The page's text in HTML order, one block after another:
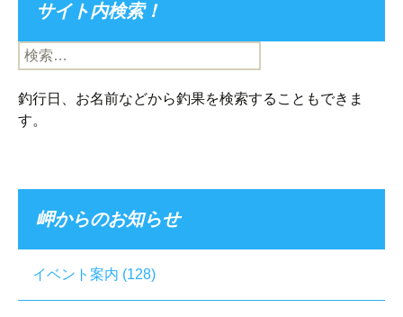
サイト内検索！
検
索:
釣行日、お名前などから釣果を検索することもできま
す。
岬からのお知らせ
イベント案内 (128)